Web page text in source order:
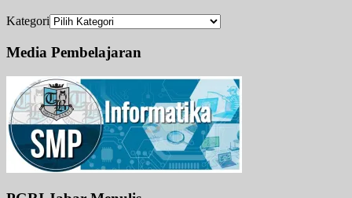
Kategori
Media Pembelajaran